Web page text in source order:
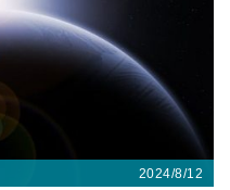
2024/8/12